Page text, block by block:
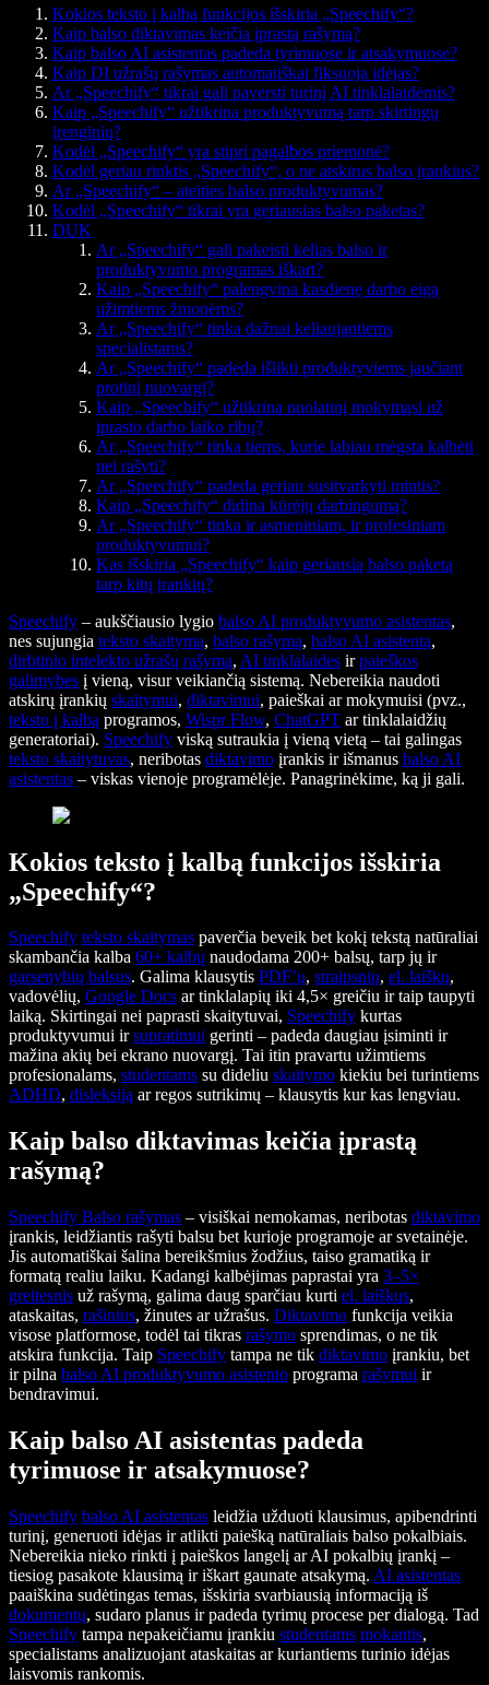
Kokios teksto į kalbą funkcijos išskiria „Speechify“?
Kaip balso diktavimas keičia įprastą rašymą?
Kaip balso AI asistentas padeda tyrimuose ir atsakymuose?
Kaip DI užrašų rašymas automatiškai fiksuoja idėjas?
Ar „Speechify“ tikrai gali paversti turinį AI tinklalaidėmis?
Kaip „Speechify“ užtikrina produktyvumą tarp skirtingų
įrenginių?
Kodėl „Speechify“ yra stipri pagalbos priemonė?
Kodėl geriau rinktis „Speechify“, o ne atskirus balso įrankius?
Ar „Speechify“ – ateities balso produktyvumas?
Kodėl „Speechify“ tikrai yra geriausias balso paketas?
DUK
Ar „Speechify“ gali pakeisti kelias balso ir
produktyvumo programas iškart?
Kaip „Speechify“ palengvina kasdienę darbo eigą
užimtiems žmonėms?
Ar „Speechify“ tinka dažnai keliaujantiems
specialistams?
Ar „Speechify“ padeda išlikti produktyviems jaučiant
protinį nuovargį?
Kaip „Speechify“ užtikrina nuolatinį mokymąsi už
įprasto darbo laiko ribų?
Ar „Speechify“ tinka tiems, kurie labiau mėgsta kalbėti
nei rašyti?
Ar „Speechify“ padeda geriau susitvarkyti mintis?
Kaip „Speechify“ didina kūrėjų darbingumą?
Ar „Speechify“ tinka ir asmeniniam, ir profesiniam
produktyvumui?
Kas išskiria „Speechify“ kaip geriausią balso paketą
tarp kitų įrankių?
Speechify – aukščiausio lygio balso AI produktyvumo asistentas,
nes sujungia teksto skaitymą, balso rašymą, balso AI asistentą,
dirbtinio intelekto užrašų rašymą, AI tinklalaides irpaieškos
galimybes į vieną, visur veikiančią sistemą. Nebereikia naudoti
atskirų įrankių skaitymui, diktavimui, paieškai ar mokymuisi (pvz.,
teksto į kalbą programos, Wispr Flow, ChatGPT ar tinklalaidžių
generatoriai). Speechify viską sutraukia į vieną vietą – tai galingas
teksto skaitytuvas, neribotas diktavimo įrankis ir išmanus balso AI
asistentas – viskas vienoje programėlėje. Panagrinėkime, ką ji gali.
Kokios teksto į kalbą funkcijos išskiria
„Speechify“?
Speechify teksto skaitymas paverčia beveik bet kokį tekstą natūraliai
skambančia kalba 60+ kalbų naudodama 200+ balsų, tarp jų ir
garsenybių balsus. Galima klausytis PDF’ų, straipsnių, el. laiškų,
vadovėlių, Google Docs ar tinklalapių iki 4,5× greičiu ir taip taupyti
laiką. Skirtingai nei paprasti skaitytuvai, Speechify kurtas
produktyvumui irsupratimui gerinti – padeda daugiau įsiminti ir
mažina akių bei ekrano nuovargį. Tai itin pravartu užimtiems
profesionalams, studentams su dideliu skaitymo kiekiu bei turintiems
ADHD, disleksiją ar regos sutrikimų – klausytis kur kas lengviau.
Kaip balso diktavimas keičia įprastą
rašymą?
Speechify Balso rašymas – visiškai nemokamas, neribotas diktavimo
įrankis, leidžiantis rašyti balsu bet kurioje programoje ar svetainėje.
Jis automatiškai šalina bereikšmius žodžius, taiso gramatiką ir
formatą realiu laiku. Kadangi kalbėjimas paprastai yra 3–5×
greitesnis už rašymą, galima daug sparčiau kurti el. laiškus,
ataskaitas, rašinius, žinutes ar užrašus. Diktavimo funkcija veikia
visose platformose, todėl tai tikras rašymo sprendimas, o ne tik
atskira funkcija. Taip Speechify tampa ne tik diktavimo įrankiu, bet
ir pilna balso AI produktyvumo asistento programa rašymui ir
bendravimui.
Kaip balso AI asistentas padeda
tyrimuose ir atsakymuose?
Speechify balso AI asistentas leidžia užduoti klausimus, apibendrinti
turinį, generuoti idėjas ir atlikti paiešką natūraliais balso pokalbiais.
Nebereikia nieko rinkti į paieškos langelį ar AI pokalbių įrankį –
tiesiog pasakote klausimą ir iškart gaunate atsakymą. AI asistentas
paaiškina sudėtingas temas, išskiria svarbiausią informaciją iš
dokumentų, sudaro planus ir padeda tyrimų procese per dialogą. Tad
Speechify tampa nepakeičiamu įrankiu studentams mokantis,
specialistams analizuojant ataskaitas ar kuriantiems turinio idėjas
laisvomis rankomis.